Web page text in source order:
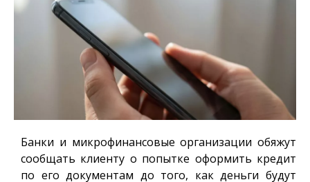
Банки и микрофинансовые организации обяжут
сообщать клиенту о попытке оформить кредит
по его документам до того, как деньги будут